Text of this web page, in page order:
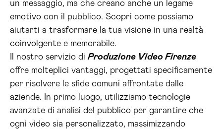
un messaggio, ma che creano anche un legame
emotivo con il pubblico. Scopri come possiamo
aiutarti a trasformare la tua visione in una realtà
coinvolgente e memorabile.
Il nostro servizio di Produzione Video Firenze
offre molteplici vantaggi, progettati specificamente
per risolvere le sfide comuni affrontate dalle
aziende. In primo luogo, utilizziamo tecnologie
avanzate di analisi del pubblico per garantire che
ogni video sia personalizzato, massimizzando